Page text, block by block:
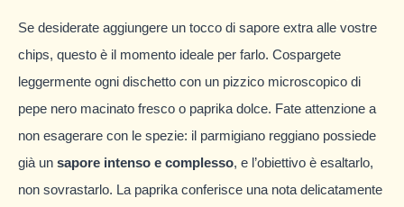
Se desiderate aggiungere un tocco di sapore extra alle vostre
chips, questo è il momento ideale per farlo. Cospargete
leggermente ogni dischetto con un pizzico microscopico di
pepe nero macinato fresco o paprika dolce. Fate attenzione a
non esagerare con le spezie: il parmigiano reggiano possiede
già un sapore intenso e complesso, e l’obiettivo è esaltarlo,
non sovrastarlo. La paprika conferisce una nota delicatamente